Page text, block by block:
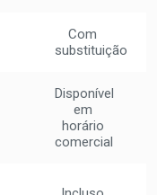
Com
substituição
Disponível
em
horário
comercial